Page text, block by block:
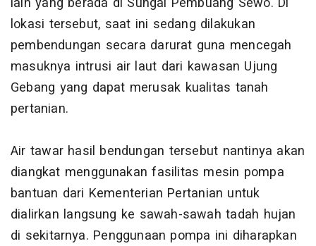
lokasi tersebut, saat ini sedang dilakukan
pembendungan secara darurat guna mencegah
masuknya intrusi air laut dari kawasan Ujung
Gebang yang dapat merusak kualitas tanah
pertanian.
Air tawar hasil bendungan tersebut nantinya akan
diangkat menggunakan fasilitas mesin pompa
bantuan dari Kementerian Pertanian untuk
dialirkan langsung ke sawah-sawah tadah hujan
di sekitarnya. Penggunaan pompa ini diharapkan